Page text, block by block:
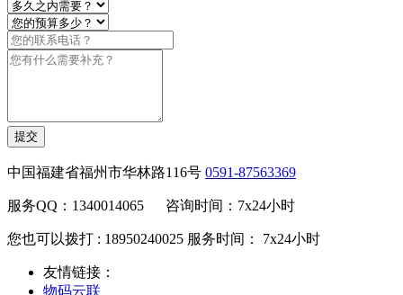
提交
中国福建省福州市华林路116号 0591-87563369
服务QQ：1340014065 咨询时间：7x24小时
您也可以拨打 : 18950240025 服务时间： 7x24小时
友情链接：
物码云联